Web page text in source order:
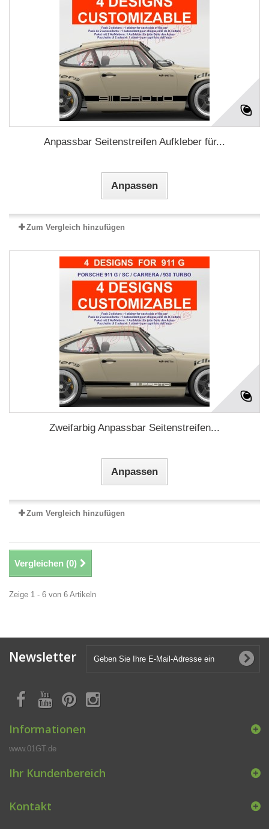
Anpassbar Seitenstreifen Aufkleber für...
Anpassen
Zum Vergleich hinzufügen
Zweifarbig Anpassbar Seitenstreifen...
Anpassen
Zum Vergleich hinzufügen
Vergleichen (0)
Zeige 1 - 6 von 6 Artikeln
Newsletter
Informationen
www.01GT.de
Ihr Kundenbereich
Kontakt